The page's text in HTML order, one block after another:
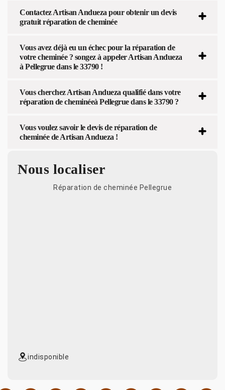
Contactez Artisan Andueza pour obtenir un devis
gratuit réparation de cheminée
Vous avez déjà eu un échec pour la réparation de
votre cheminée ? songez à appeler Artisan Andueza
à Pellegrue dans le 33790 !
Vous cherchez Artisan Andueza qualifié dans votre
réparation de cheminéeà Pellegrue dans le 33790 ?
Vous voulez savoir le devis de réparation de
cheminée de Artisan Andueza !
Nous localiser
Réparation de cheminée Pellegrue
indisponible